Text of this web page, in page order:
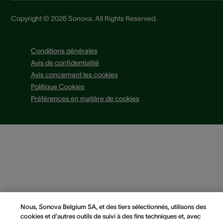
Copyright © 2026 Sonova. All Rights Reserved.
Conditions générales
Avis de confidentialité
Avis concernant les cookies
Politique Cookies
Préférences en matière de cookies
Nous, Sonova Belgium SA, et des tiers sélectionnés, utilisons des
cookies et d'autres outils de suivi à des fins techniques et, avec